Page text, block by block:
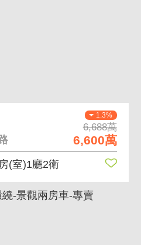
1.3%
6,688萬
6,600萬
(室)1廳2衛